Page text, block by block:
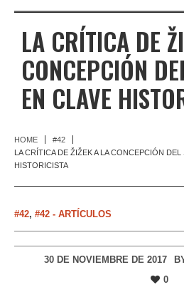
LA CRÍTICA DE
CONCEPCIÓN
EN CLAVE
HOME
#42
LA CRÍTICA DE ŽIŽEK A LA CONCEPCIÓN
HISTORICISTA
#42, #42 - ARTÍCULOS
30 DE NOVIEMBRE DE 2017
0